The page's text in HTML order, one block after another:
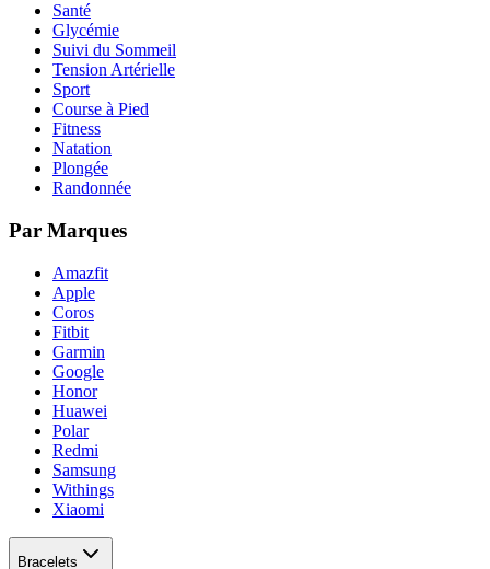
Santé
Glycémie
Suivi du Sommeil
Tension Artérielle
Sport
Course à Pied
Fitness
Natation
Plongée
Randonnée
Par Marques
Amazfit
Apple
Coros
Fitbit
Garmin
Google
Honor
Huawei
Polar
Redmi
Samsung
Withings
Xiaomi
Bracelets